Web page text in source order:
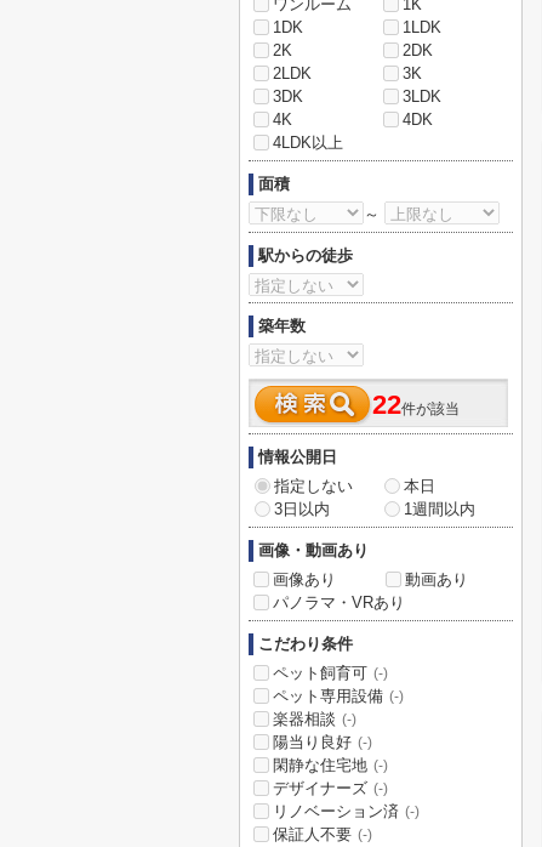
ワンルーム
1K
1DK
1LDK
2K
2DK
2LDK
3K
3DK
3LDK
4K
4DK
4LDK以上
面積
～
駅からの徒歩
築年数
22件が該当
情報公開日
指定しない
本日
3日以内
1週間以内
画像・動画あり
画像あり
動画あり
パノラマ・VRあり
こだわり条件
ペット飼育可 (-)
ペット専用設備 (-)
楽器相談 (-)
陽当り良好 (-)
閑静な住宅地 (-)
デザイナーズ (-)
リノベーション済 (-)
保証人不要 (-)